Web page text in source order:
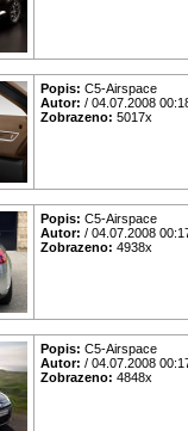
Popis: C5-Airspace
Autor: / 04.07.2008
Zobrazeno: 5017x
Popis: C5-Airspace
Autor: / 04.07.2008
Zobrazeno: 4938x
Popis: C5-Airspace
Autor: / 04.07.2008
Zobrazeno: 4848x